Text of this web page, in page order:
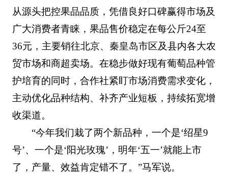
从源头把控果品品质，凭借良好口碑赢得市场及
广大消费者青睐，果品售价稳定在每公斤24至
36元，主要销往北京、秦皇岛市区及县内各大农
贸市场和商超卖场。在稳步做好现有葡萄品种管
护培育的同时，合作社紧盯市场消费需求变化，
主动优化品种结构、补齐产业短板，持续拓宽增
收渠道。
“今年我们栽了两个新品种，一个是‘绍星9
号’、一个是‘阳光玫瑰’，明年‘五一’就能上市
了，产量、效益肯定错不了。”马军说。